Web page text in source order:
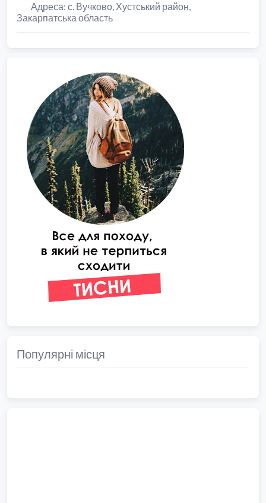
Адреса:с. Вучково, Хустський район,
Закарпатська область
Популярні місця